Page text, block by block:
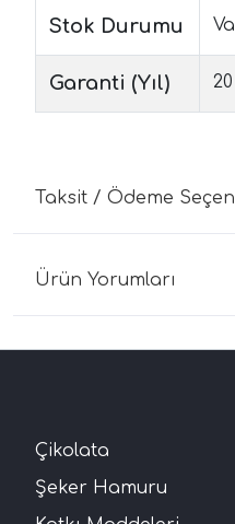
Stok Durumu
Garanti (Yıl) 20
Taksit / Ödeme
Ürün Yorumları
Çikolata
Şeker Hamuru